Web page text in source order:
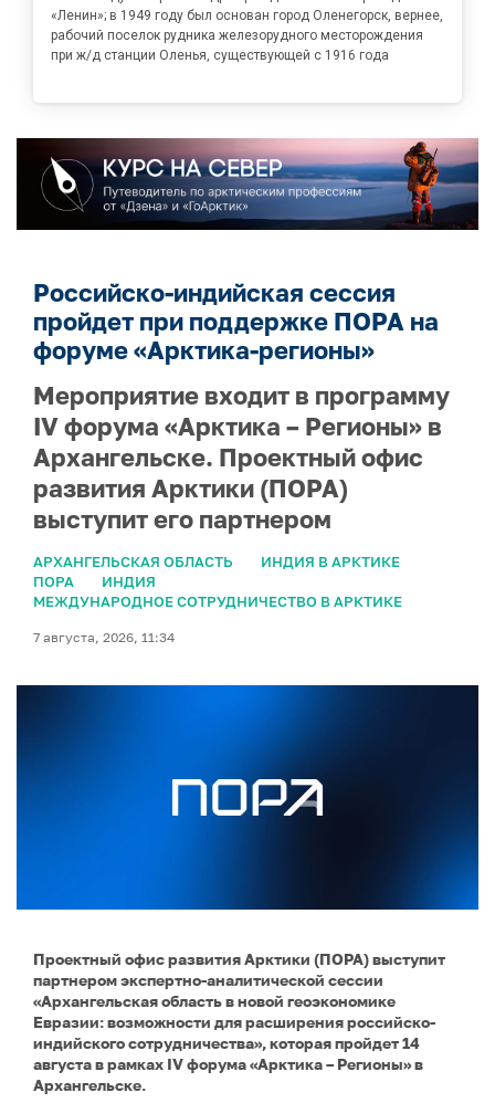
«Ленин»; в 1949 году был основан город Оленегорск, вернее,
рабочий поселок рудника железорудного месторождения
при ж/д станции Оленья, существующей с 1916 года
Российско-индийская сессия
пройдет при поддержке ПОРА на
форуме «Арктика-регионы»
Мероприятие входит в программу
IV форума «Арктика – Регионы» в
Архангельске. Проектный офис
развития Арктики (ПОРА)
выступит его партнером
АРХАНГЕЛЬСКАЯ ОБЛАСТЬ
ИНДИЯ В АРКТИКЕ
ПОРА
ИНДИЯ
МЕЖДУНАРОДНОЕ СОТРУДНИЧЕСТВО В АРКТИКЕ
7 августа, 2026, 11:34
Проектный офис развития Арктики (ПОРА) выступит
партнером экспертно-аналитической сессии
«Архангельская область в новой геоэкономике
Евразии: возможности для расширения российско-
индийского сотрудничества», которая пройдет 14
августа в рамках IV форума «Арктика – Регионы» в
Архангельске.